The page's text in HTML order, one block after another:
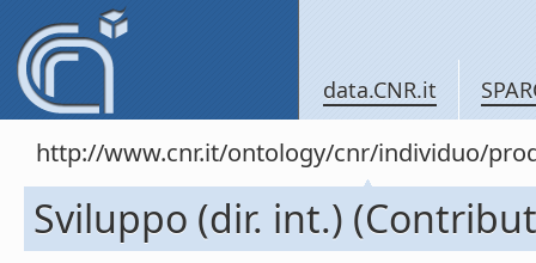
data.CNR.it
http://www.cnr.it/ontology/cnr/individuo/
Sviluppo (dir. int.)